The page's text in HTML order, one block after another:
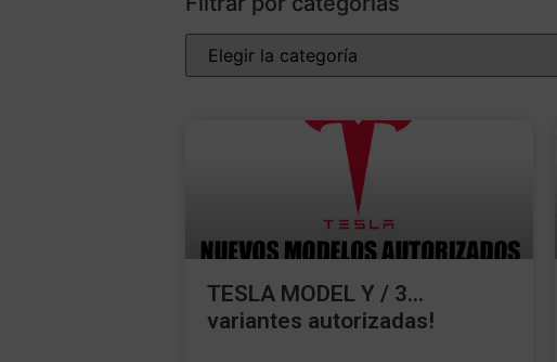
TESLA MODEL Y / 3…
variantes autorizadas!